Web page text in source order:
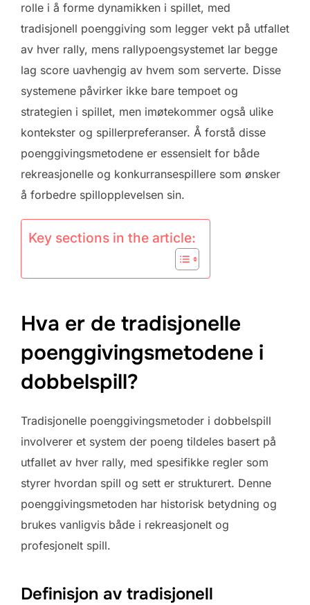
rolle i å forme dynamikken i spillet, med
tradisjonell poenggiving som legger vekt på utfallet
av hver rally, mens rallypoengsystemet lar begge
lag score uavhengig av hvem som serverte. Disse
systemene påvirker ikke bare tempoet og
strategien i spillet, men imøtekommer også ulike
kontekster og spillerpreferanser. Å forstå disse
poenggivingsmetodene er essensielt for både
rekreasjonelle og konkurransespillere som ønsker
å forbedre spillopplevelsen sin.
Key sections in the article:
Hva er de tradisjonelle
poenggivingsmetodene i
dobbelspill?
Tradisjonelle poenggivingsmetoder i dobbelspill
involverer et system der poeng tildeles basert på
utfallet av hver rally, med spesifikke regler som
styrer hvordan spill og sett er strukturert. Denne
poenggivingsmetoden har historisk betydning og
brukes vanligvis både i rekreasjonelt og
profesjonelt spill.
Definisjon av tradisjonell